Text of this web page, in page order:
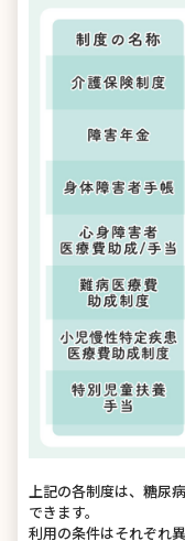
上記の各制度は、糖尿
できます。
利用の条件はそれぞれ